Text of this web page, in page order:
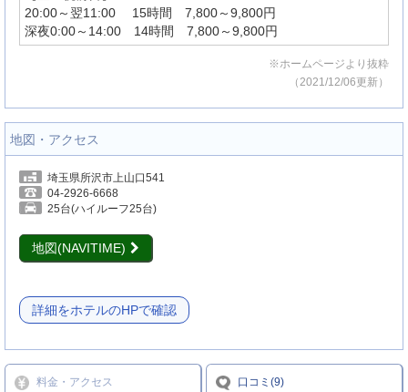
20:00～翌11:00 15時間 7,800～9,800円
深夜0:00～14:00 14時間 7,800～9,800円
※ホームページより抜粋
（2021/12/06更新）
地図・アクセス
埼玉県所沢市上山口541
04-2926-6668
25台(ハイルーフ25台)
地図(NAVITIME)
詳細をホテルのHPで確認
料金・アクセス 口コミ(9)